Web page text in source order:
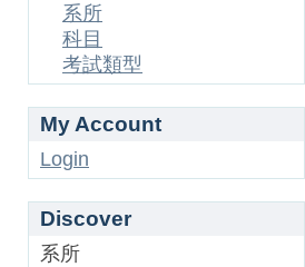
系所
科目
考試類型
My Account
Login
Discover
系所